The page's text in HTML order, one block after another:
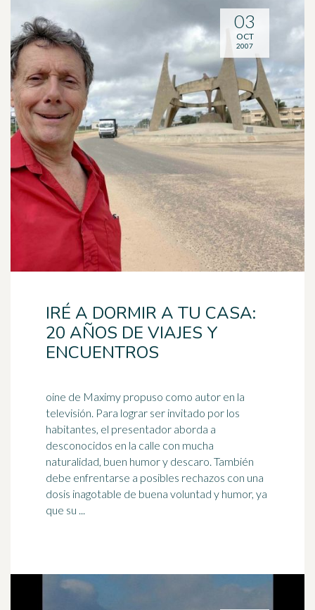
IRÉ A DORMIR A TU CASA:
20 AÑOS DE VIAJES Y
ENCUENTROS
oine de Maximy propuso como autor en la
televisión. Para lograr ser invitado por los
habitantes, el presentador aborda a
desconocidos en la calle con mucha
naturalidad, buen humory descaro. También
debe enfrentarse a posibles rechazos con una
dosis inagotable de buena voluntad y humor, ya
que su ...
03
OCT
2007